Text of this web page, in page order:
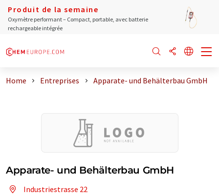
Produit de la semaine
Oxymètre performant – Compact, portable, avec batterie
rechargeable intégrée
Home Entreprises Apparate- und Behälterbau GmbH
Apparate- und Behälterbau GmbH
Industriestrasse 22